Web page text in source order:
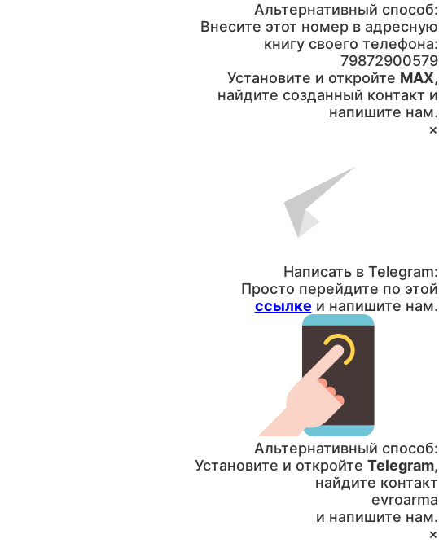
Альтернативный способ:
Внесите этот номер в адресную
книгу своего телефона:
79872900579
Установите и откройте MAX,
найдите созданный контакт и
напишите нам.
×
Написать в Telegram:
Просто перейдите по этой
ссылке и напишите нам.
Альтернативный способ:
Установите и откройте Telegram,
найдите контакт
evroarma
и напишите нам.
×